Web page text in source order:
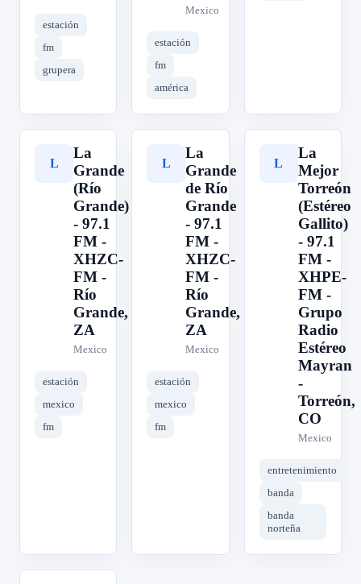
estación
fm
grupera
Mexico
estación
fm
américa
L
La
Grande
(Río
Grande)
- 97.1
FM -
XHZC-
FM -
Río
Grande,
ZA
Mexico
estación
mexico
fm
L
La
Grande
de Río
Grande
- 97.1
FM -
XHZC-
FM -
Río
Grande,
ZA
Mexico
estación
mexico
fm
L
La
Mejor
Torreón
(Estéreo
Gallito)
- 97.1
FM -
XHPE-
FM -
Grupo
Radio
Estéreo
Mayran
-
Torreón,
CO
Mexico
entretenimiento
banda
banda
norteña